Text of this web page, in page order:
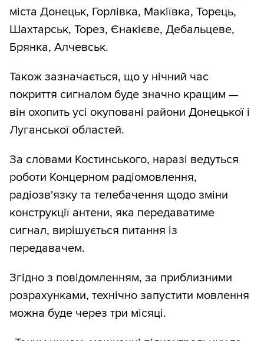
міста Донецьк, Горлівка, Макіївка, Торець,
Шахтарськ, Торез, Єнакієве, Дебальцеве,
Брянка, Алчевськ.
Також зазначається, що у нічний час
покриття сигналом буде значно кращим —
він охопить усі окуповані райони Донецької і
Луганської областей.
За словами Костинського, наразі ведуться
роботи Концерном радіомовлення,
радіозв'язку та телебачення щодо зміни
конструкції антени, яка передаватиме
сигнал, вирішується питання із
передавачем.
Згідно з повідомленням, за приблизними
розрахунками, технічно запустити мовлення
можна буде через три місяці.